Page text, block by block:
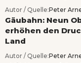
Autor / Quelle:Peter
Gäubahn: Neun
erhöhen den
Land
Autor / Quelle:Peter